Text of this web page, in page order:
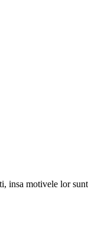
insa motivele lor